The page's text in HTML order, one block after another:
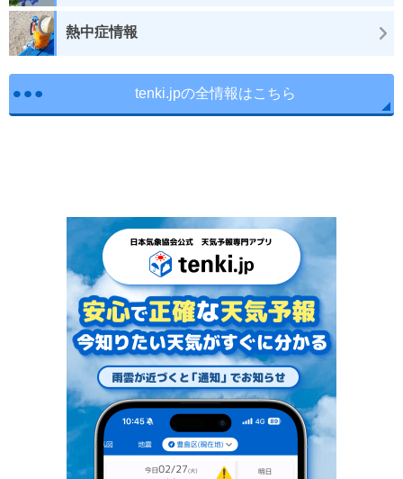
熱中症情報
tenki.jpの全情報はこちら